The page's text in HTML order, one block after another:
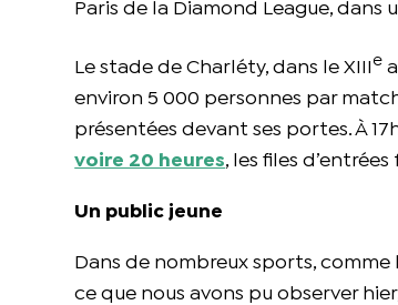
Paris de la Diamond League,
Le stade de Charléty, dans le XIII e
environ 5 000 personnes par
présentées devant ses portes. À
voire 20 heures, les files
Un public jeune
Dans de nombreux sports,
ce que nous avons pu observer